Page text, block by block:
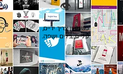
👁️
כשרעיון צריך ידיים,
עיניים, כלים ושפה.